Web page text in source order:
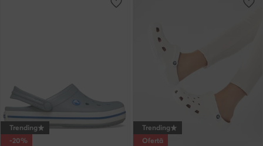
Trending
-20%
Trending
Ofertă